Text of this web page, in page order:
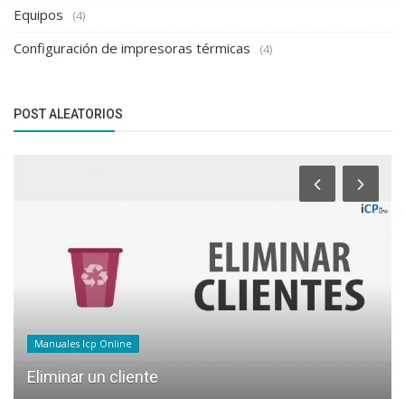
Equipos (4)
Configuración de impresoras térmicas (4)
POST ALEATORIOS
Manuales Icp Online
Eliminar un cliente